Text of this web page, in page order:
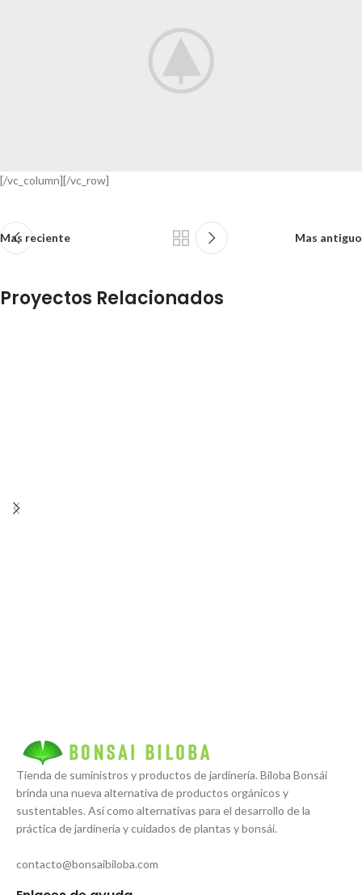
[/vc_column][/vc_row]
Mas reciente Mas antiguo
Proyectos Relacionados
Tienda de suministros y productos de jardinería. Biloba Bonsái
brinda una nueva alternativa de productos orgánicos y
sustentables. Así como alternativas para el desarrollo de la
práctica de jardinería y cuidados de plantas y bonsái.
contacto@bonsaibiloba.com